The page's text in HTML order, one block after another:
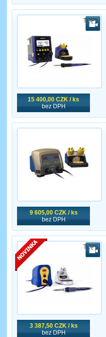
TOP5
15 400,00 CZK / ks
bez DPH
9 605,00 CZK / ks
bez DPH
TOP5
3 387,50 CZK / ks
bez DPH